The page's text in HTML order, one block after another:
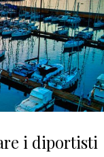
i diportisti